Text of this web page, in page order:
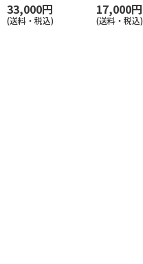
33,000円
(送料・税込)
17,000円
(送料・税込)